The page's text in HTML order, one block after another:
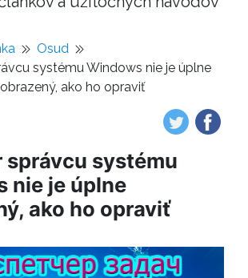
Osud
systému Windows nie je úplne
ako ho opraviť
správcu systému
nie je úplne
ako ho opraviť